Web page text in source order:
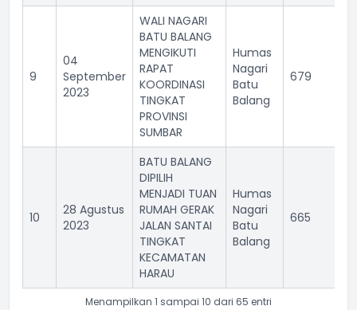
9
04
September
2023
WALI NAGARI
BATU BALANG
MENGIKUTI
RAPAT
KOORDINASI
TINGKAT
PROVINSI
SUMBAR
Humas
Nagari
Batu
Balang
679
10
28 Agustus
2023
BATU BALANG
DIPILIH
MENJADI TUAN
RUMAH GERAK
JALAN SANTAI
TINGKAT
KECAMATAN
HARAU
Humas
Nagari
Batu
Balang
665
Menampilkan 1 sampai 10 dari 65 entri